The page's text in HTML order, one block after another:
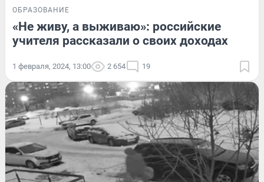
ОБРАЗОВАНИЕ
«Не живу, а выживаю»: российские
учителя рассказали о своих доходах
1 февраля, 2024, 13:00 2 654 19